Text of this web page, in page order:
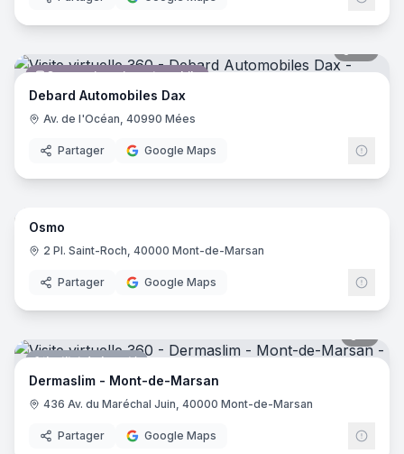
Concessionnaire automobile
Debard Automobiles Dax
Av. de l'Océan, 40990 Mées
Partager Google Maps
Bar
7
Osmo
2 Pl. Saint-Roch, 40000 Mont-de-Marsan
Partager Google Maps
Institut de beauté
Dermaslim - Mont-de-Marsan
436 Av. du Maréchal Juin, 40000 Mont-de-Marsan
Partager Google Maps